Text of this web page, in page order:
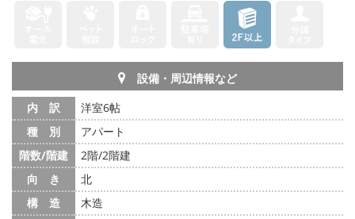
設備・周辺情報など
内 訳
洋室6帖
種 別
アパート
階数/階建
2階/2階建
向 き
北
構 造
木造